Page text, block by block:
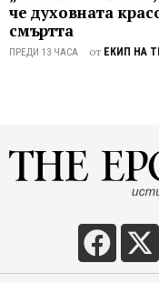
че духовната
смъртта
ПРЕДИ 13 ЧАСА от ЕКИП НА